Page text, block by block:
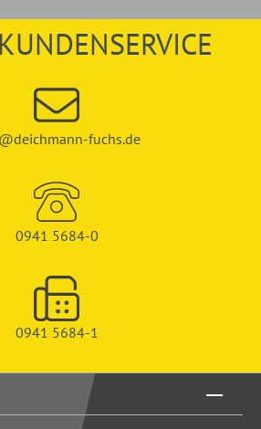
fuchs.de
0941 5684-0
0941 5684-1